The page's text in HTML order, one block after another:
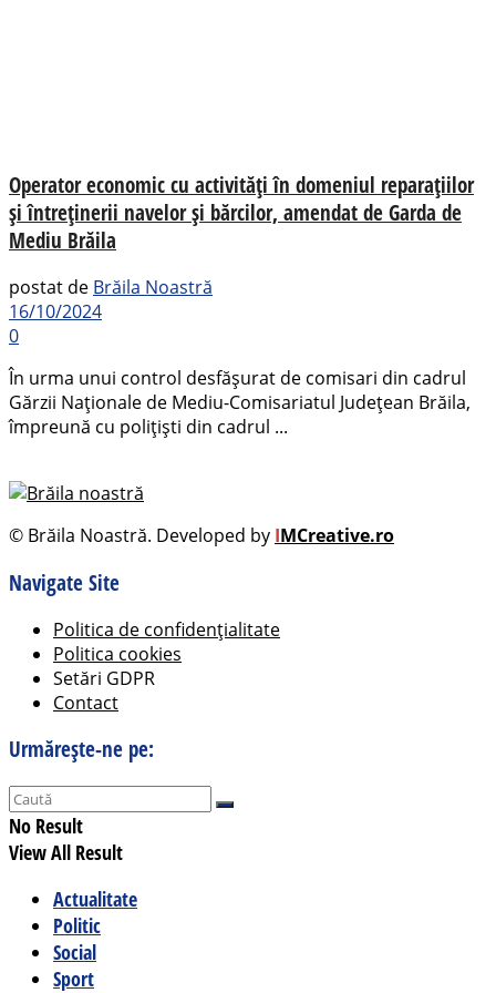
Operator economic cu activități în domeniul reparațiilor
și întreținerii navelor și bărcilor, amendat de Garda de
Mediu Brăila
postat de Brăila Noastră
16/10/2024
0
În urma unui control desfășurat de comisari din cadrul
Gărzii Naționale de Mediu-Comisariatul Județean Brăila,
împreună cu polițiști din cadrul ...
© Brăila Noastră. Developed by IMCreative.ro
Navigate Site
Politica de confidențialitate
Politica cookies
Setări GDPR
Contact
Urmărește-ne pe:
No Result
View All Result
Actualitate
Politic
Social
Sport